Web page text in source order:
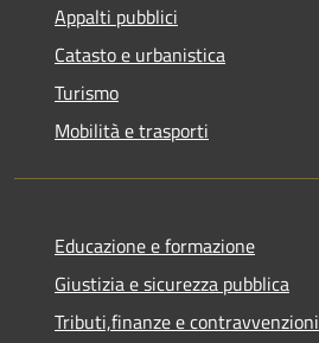
Appalti pubblici
Catasto e urbanistica
Turismo
Mobilità e trasporti
Educazione e formazione
Giustizia e sicurezza pubblica
Tributi,finanze e contravvenzioni